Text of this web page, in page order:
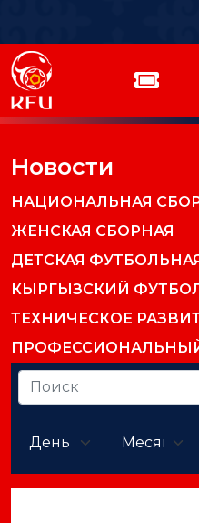
Новости
НАЦИОНАЛЬНАЯ
ЖЕНСКАЯ СБОРНАЯ
ДЕТСКАЯ
КЫРГЫЗСКИЙ
ТЕХНИЧЕСКОЕ